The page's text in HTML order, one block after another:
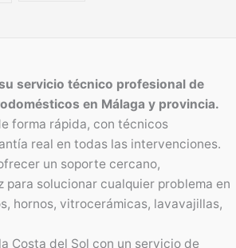
servicio técnico profesional de
en Málaga y provincia.
forma rápida, con técnicos
real en todas las intervenciones.
un soporte cercano,
solucionar cualquier problema en
hornos, vitrocerámicas, lavavajillas,
Costa del Sol con un servicio de